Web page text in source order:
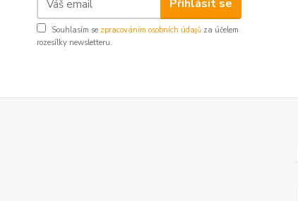
Přihlásit se
Souhlasím se zpracováním osobních údajů za účelem
rozesílky newsletteru.